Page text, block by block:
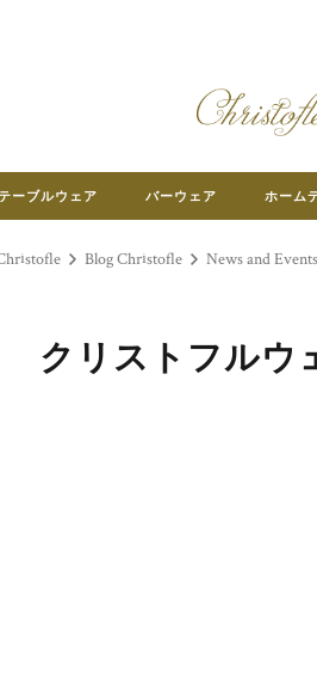
ーブルウェア バーウェア ホーム
Blog Christofle News and
クリストフルウ